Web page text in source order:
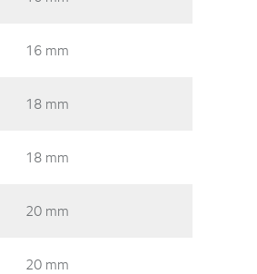
16 mm
18 mm
18 mm
20 mm
20 mm